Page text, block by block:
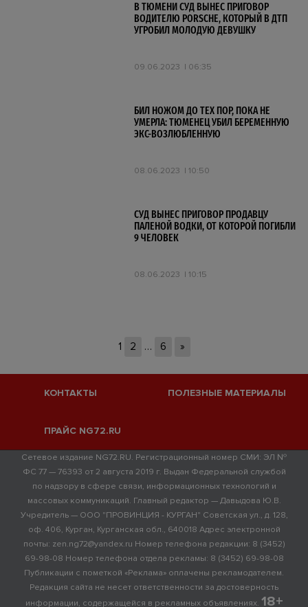
В ТЮМЕНИ СУД ВЫНЕС ПРИГОВОР
ВОДИТЕЛЮ PORSCHE, КОТОРЫЙ В ДТП
УГРОБИЛ МОЛОДУЮ ДЕВУШКУ
09.06.2023 06:35
БИЛ НОЖОМ ДО ТЕХ ПОР, ПОКА НЕ
УМЕРЛА: ТЮМЕНЕЦ УБИЛ БЕРЕМЕННУЮ
ЭКС-ВОЗЛЮБЛЕННУЮ
08.06.2023 10:50
СУД ВЫНЕС ПРИГОВОР ПРОДАВЦУ
ПАЛЕНОЙ ВОДКИ, ОТ КОТОРОЙ ПОГИБЛИ
9 ЧЕЛОВЕК
08.06.2023 10:15
1 2 … 6 »
КОНТАКТЫ ПОЛЕЗНЫЕ МАТЕРИАЛЫ
ПРАЙС NG72.RU
Сетевое издание NG72.RU. Регистрационный номер СМИ: ЭЛ №
ФС 77 — 76393 от 2 августа 2019 г. Выдан Федеральной службой
по надзору в сфере связи, информационных технологий и
массовых коммуникаций. Главный редактор — Давыдова Ю.В.
Учредитель — ООО "ПРОВИНЦИЯ - КУРГАН" Советская ул., д. 128,
оф. 406, Курган, Курганская обл., 640018 Адрес электронной
почты: zen.ng72@yandex.ru Номер телефона редакции: 8 (3452)
69-98-08 Номер телефона отдела рекламы: 8 (3452) 69-98-08
Публикации с пометкой «Реклама» оплачены рекламодателем.
Редакция сайта не несет ответственности за достоверность
информации, содержащейся в рекламных объявлениях. 18+